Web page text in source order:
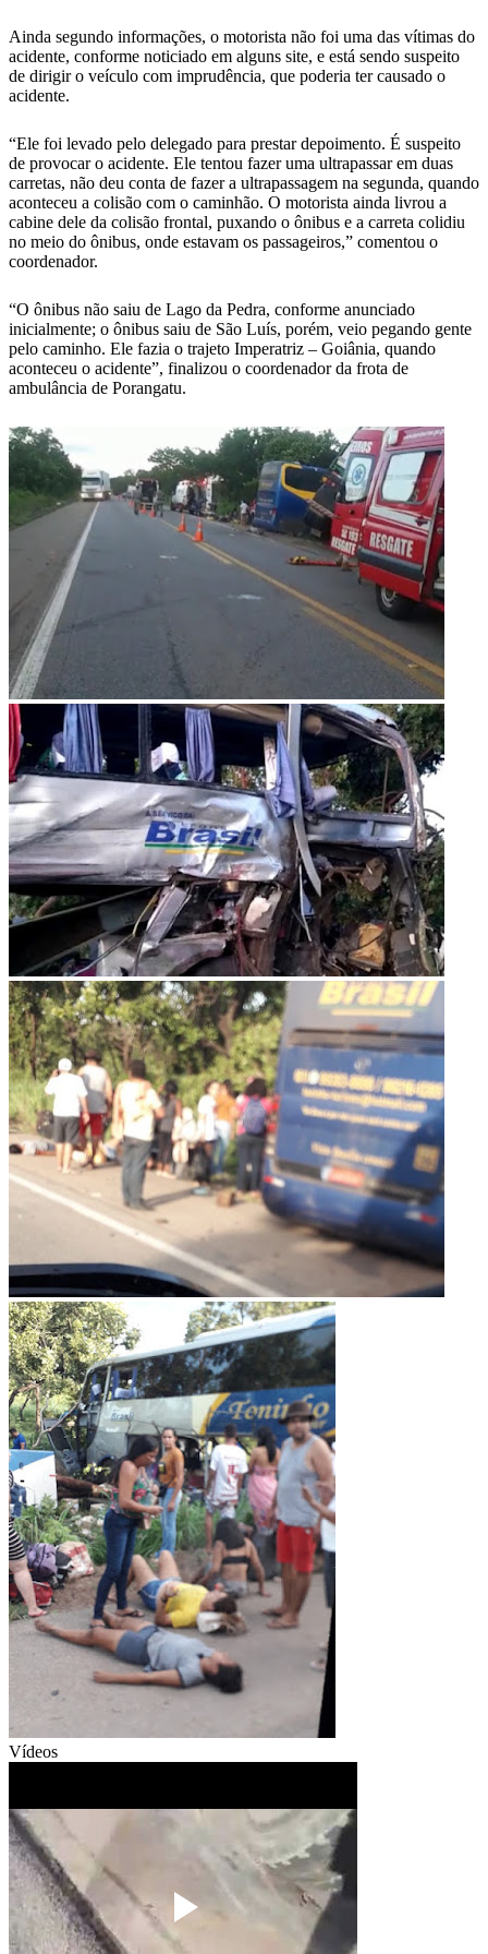
Ainda segundo informações, o motorista não foi uma das vítimas do
acidente, conforme noticiado em alguns site, e está sendo suspeito
de dirigir o veículo com imprudência, que poderia ter causado o
acidente.
“Ele foi levado pelo delegado para prestar depoimento. É suspeito
de provocar o acidente. Ele tentou fazer uma ultrapassar em duas
carretas, não deu conta de fazer a ultrapassagem na segunda, quando
aconteceu a colisão com o caminhão. O motorista ainda livrou a
cabine dele da colisão frontal, puxando o ônibus e a carreta colidiu
no meio do ônibus, onde estavam os passageiros,” comentou o
coordenador.
“O ônibus não saiu de Lago da Pedra, conforme anunciado
inicialmente; o ônibus saiu de São Luís, porém, veio pegando gente
pelo caminho. Ele fazia o trajeto Imperatriz – Goiânia, quando
aconteceu o acidente”, finalizou o coordenador da frota de
ambulância de Porangatu.
Vídeos